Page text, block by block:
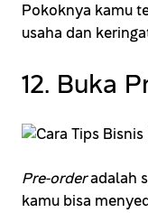
Pokoknya kamu
usaha dan
12. Buka
Pre-orderadalah
kamu bisa